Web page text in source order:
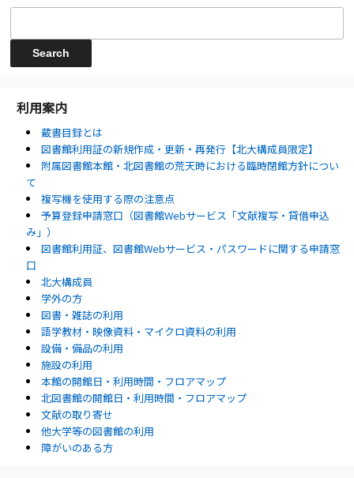
利用案内
蔵書目録とは
図書館利用証の新規作成・更新・再発行【北大構成員限定】
附属図書館本館・北図書館の荒天時における臨時閉館方針につい
て
複写機を使用する際の注意点
予算登録申請窓口（図書館Webサービス「文献複写・貸借申込
み」）
図書館利用証、図書館Webサービス・パスワードに関する申請窓
口
北大構成員
学外の方
図書・雑誌の利用
語学教材・映像資料・マイクロ資料の利用
設備・備品の利用
施設の利用
本館の開館日・利用時間・フロアマップ
北図書館の開館日・利用時間・フロアマップ
文献の取り寄せ
他大学等の図書館の利用
障がいのある方